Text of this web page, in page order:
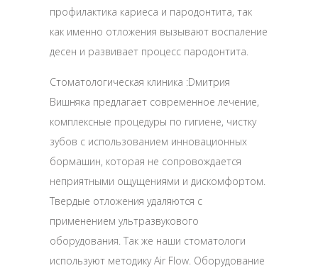
профилактика кариеса и пародонтита, так
как именно отложения вызывают воспаление
десен и развивает процесс пародонтита.
Стоматологическая клиника :Dмитрия
Вишняка предлагает современное лечение,
комплексные процедуры по гигиене, чистку
зубов с использованием инновационных
бормашин, которая не сопровождается
неприятными ощущениями и дискомфортом.
Твердые отложения удаляются с
применением ультразвукового
оборудования. Так же наши стоматологи
используют методику Air Flow. Оборудование